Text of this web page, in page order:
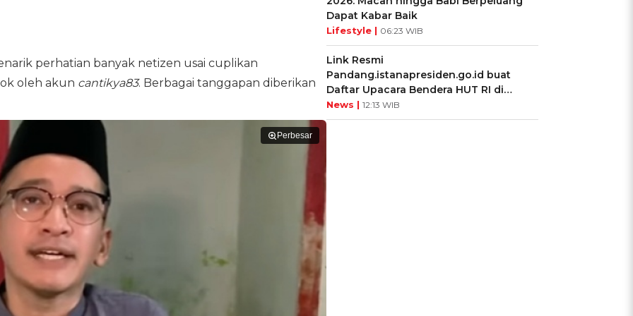
perhatian banyak netizen usai cuplikan
oleh akun cantikya83. Berbagai tanggapan diberikan
Perbesar
Dapat Kabar Baik
Lifestyle | 06:23 WIB
Link Resmi
Pandang.istanapresiden.go.id buat
Daftar Upacara Bendera HUT RI di
Istana Negara
News | 12:13 WIB